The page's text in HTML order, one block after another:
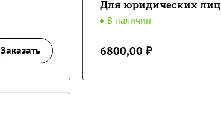
Заказать
Для юридических лиц
В наличии
6800,00 ₽